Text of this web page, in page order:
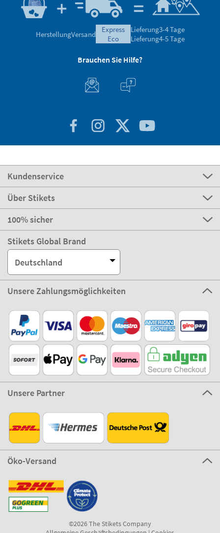
HerstellungVersand
express
eco
Lieferung3-4 Tage
Lieferung4-5 Tage
Brauchen Sie Hilfe?
Kundenservice
Über Stikets
100% sicher
Stikets Global Brand
Deutschland
Unsere Zahlungsmöglichkeiten
Unsere Partner
Öko-Versand
©2026 The Stikets Company